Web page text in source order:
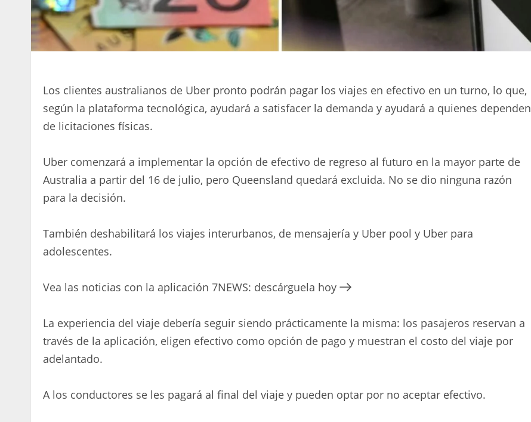
Los clientes australianos de Uber pronto podrán pagar los viajes en efectivo en un turno, lo que,
según la plataforma tecnológica, ayudará a satisfacer la demanda y ayudará a quienes dependen
de licitaciones físicas.
Uber comenzará a implementar la opción de efectivo de regreso al futuro en la mayor parte de
Australia a partir del 16 de julio, pero Queensland quedará excluida. No se dio ninguna razón
para la decisión.
También deshabilitará los viajes interurbanos, de mensajería y Uber pool y Uber para
adolescentes.
Vea las noticias con la aplicación 7NEWS: descárguela hoy
La experiencia del viaje debería seguir siendo prácticamente la misma: los pasajeros reservan a
través de la aplicación, eligen efectivo como opción de pago y muestran el costo del viaje por
adelantado.
A los conductores se les pagará al final del viaje y pueden optar por no aceptar efectivo.